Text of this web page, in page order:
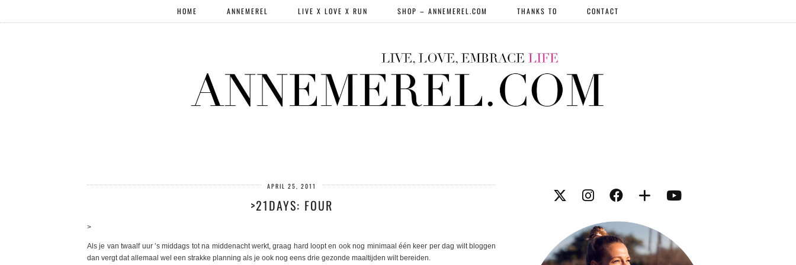
HOME ANNEMEREL LIVE X LOVE X RUN SHOP – ANNEMEREL.COM THANKS TO CONTACT
APRIL 25, 2011
>21DAYS: FOUR
>
Als je van twaalf uur ’s middags tot na middenacht werkt, graag hard loopt en ook nog minimaal één keer per dag wilt bloggen
dan vergt dat allemaal wel een strakke planning als je ook nog eens drie gezonde maaltijden wilt bereiden.